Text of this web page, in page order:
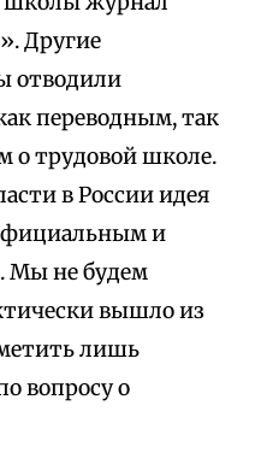
Другие
отводили
переводным, так
о трудовой школе.
в России идея
и
Мы не будем
вышло из
лишь
вопросу о